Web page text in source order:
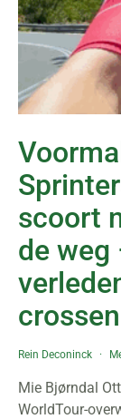
scoort
de weg
crossen
Rein Deconinck
Mie Bjørndal
WorldTour-